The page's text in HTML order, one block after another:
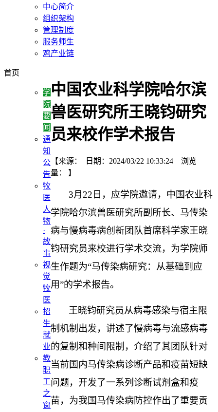
中心简介
组织架构
管理制度
服务师生
鸡产业链
首页
学
院
要
闻
通
知
公
告
牧
医
人
物
·
故
事
视
觉
牧
医
招
生
就
业
教
职
工
之
窗
中国农业科学院哈尔滨
兽医研究所王晓钧研究
员来校作学术报告
【来源： 日期：2024/03/22 10:33:24 浏览
量：
】
3月 22 日，应学院邀请，中国农业科
学院哈尔滨兽医研究所副所长、马传染
病与慢病毒病创新团队首席科学家王晓
钧研究员来校进行学术交流， 为学院师
生作题为“马传染病研究：从基础到应
用”的学术报告。
王晓钧研究员从病毒感染与宿主限
制机制出发，讲述了慢病毒与流感病毒
的复制和种间限制 ，介绍了其团队针对
当前国内马传染病诊断产品和疫苗短缺
问题， 开发了一系列 诊断试剂盒和疫
苗，为我国 马传染病防控作出了重要贡